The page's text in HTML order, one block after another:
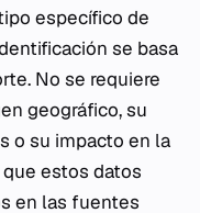
específico de
se basa
No se requiere
geográfico, su
o su impacto en la
estos datos
en las fuentes